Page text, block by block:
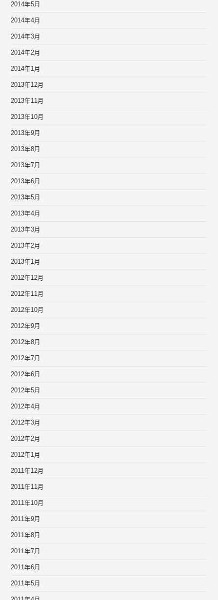
2014年5月
2014年4月
2014年3月
2014年2月
2014年1月
2013年12月
2013年11月
2013年10月
2013年9月
2013年8月
2013年7月
2013年6月
2013年5月
2013年4月
2013年3月
2013年2月
2013年1月
2012年12月
2012年11月
2012年10月
2012年9月
2012年8月
2012年7月
2012年6月
2012年5月
2012年4月
2012年3月
2012年2月
2012年1月
2011年12月
2011年11月
2011年10月
2011年9月
2011年8月
2011年7月
2011年6月
2011年5月